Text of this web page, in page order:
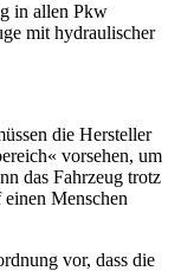
in allen Pkw
mit hydraulischer
die Hersteller
vorsehen, um
das Fahrzeug trotz
Menschen
vor, dass die